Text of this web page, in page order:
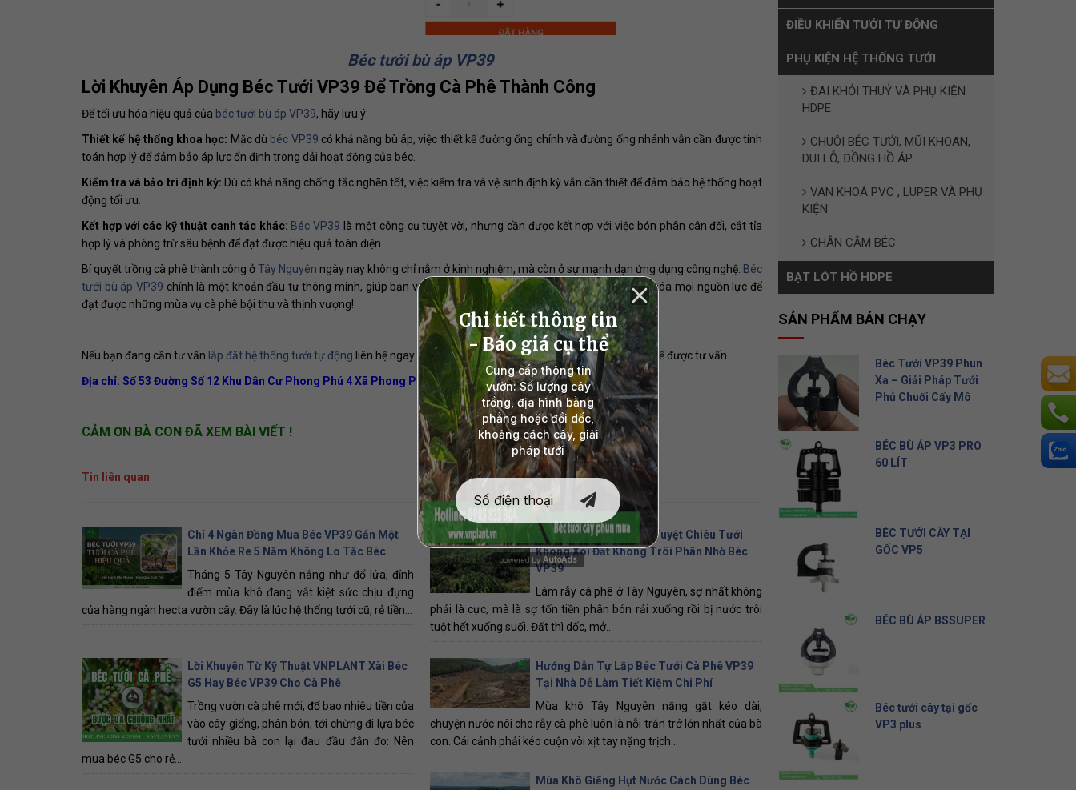
Béc tưới bù áp VP39
Lời Khuyên Áp Dụng Béc Tưới VP39 Để Trồng Cà Phê Thành Công
Để tối ưu hóa hiệu quả của béc tưới bù áp VP39, hãy lưu ý:
Thiết kế hệ thống khoa học: Mặc dù béc VP39 có khả năng bù áp, việc thiết kế đường ống chính và đường ống nhánh vẫn cần được tính
toán hợp lý để đảm bảo áp lực ổn định trong dải hoạt động của béc.
Kiểm tra và bảo trì định kỳ: Dù có khả năng chống tắc nghẽn tốt, việc kiểm tra và vệ sinh định kỳ vẫn cần thiết để đảm bảo hệ thống hoạt
động tối ưu.
Kết hợp với các kỹ thuật canh tác khác: Béc VP39 là một công cụ tuyệt vời, nhưng cần được kết hợp với việc bón phân cân đối, cắt tỉa
hợp lý và phòng trừ sâu bệnh để đạt được hiệu quả toàn diện.
Bí quyết trồng cà phê thành công ởTây Nguyên ngày nay không chỉ nằm ở kinh nghiệm, mà còn ở sự mạnh dạn ứng dụng công nghệ. Béc
tưới bù áp VP39 chính là một khoản đầu tư thông minh, giúp bạn vượt qua những thách thức của địa hình, tối ưu hóa mọi nguồn lực để
đạt được những mùa vụ cà phê bội thu và thịnh vượng!
Nếu bạn đang cần tư vấn lắp đặt hệ thống tưới tự động liên hệ ngay HOTLINE KỸ THUẬT VNPLANT 0985 833 804 để được tư vấn
Địa chỉ: Số 53 Đường Số 12 Khu Dân Cư Phong Phú 4 Xã Phong Phú Huyện Bình Chánh TP Hồ Chí Minh.
CẢM ƠN BÀ CON ĐÃ XEM BÀI VIẾT !
Tin liên quan
Chỉ 4 Ngàn Đồng Mua Béc VP39 Gắn Một
Lần Khỏe Re 5 Năm Không Lo Tắc Béc
Tháng 5 Tây Nguyên nắng như đổ lửa, đỉnh
điểm mùa khô đang vắt kiệt sức chịu đựng
của hàng ngàn hecta vườn cây. Đây là lúc hệ thống tưới cũ, rẻ tiền...
Trồng Cà Phê Đồi Dốc Tuyệt Chiêu Tưới
Không Xói Đất Không Trôi Phân Nhờ Béc
VP39
Làm rẫy cà phê ở Tây Nguyên, sợ nhất không
phải là cực, mà là sợ tốn tiền phân bón rải xuống rồi bị nước trôi
tuột hết xuống suối. Đất thì dốc, mở...
Lời Khuyên Từ Kỹ Thuật VNPLANT Xài Béc
G5 Hay Béc VP39 Cho Cà Phê
Trồng vườn cà phê mới, đổ bao nhiêu tiền của
vào cây giống, phân bón, tới chừng đi lựa béc
tưới nhiều bà con lại đau đầu đắn đo: Nên
mua béc G5 cho rẻ...
Hướng Dẫn Tự Lắp Béc Tưới Cà Phê VP39
Tại Nhà Dễ Làm Tiết Kiệm Chi Phí
Mùa khô Tây Nguyên nắng gắt kéo dài,
chuyện nước nôi cho rẫy cà phê luôn là nỗi trăn trở lớn nhất của bà
con. Cái cảnh phải kéo cuộn vòi xịt tay nặng trịch...
Mùa Khô Giếng Hụt Nước Cách Dùng Béc
ĐIỀU KHIỂN TƯỚI TỰ ĐỘNG
PHỤ KIỆN HỆ THỐNG TƯỚI
ĐAI KHỎI THUỶ VÀ PHỤ KIỆN
HDPE
CHUÔI BÉC TƯỚI, MŨI KHOAN,
DUI LỖ, ĐỒNG HỒ ÁP
VAN KHOÁ PVC , LUPER VÀ PHỤ
KIỆN
CHÂN CẮM BÉC
BẠT LÓT HỒ HDPE
SẢN PHẨM BÁN CHẠY
Béc Tưới VP39 Phun
Xa – Giải Pháp Tưới
Phủ Chuối Cấy Mô
BÉC BÙ ÁP VP3 PRO
60 LÍT
BÉC TƯỚI CÂY TẠI
GỐC VP5
BÉC BÙ ÁP BSSUPER
Béc tưới cây tại gốc
VP3 plus
powered by AutoAds